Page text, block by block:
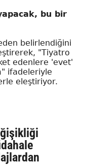
bu bir
belirlendiğini
"Tiyatro
edenlere 'evet'
ifadeleriyle
eleştiriyor.